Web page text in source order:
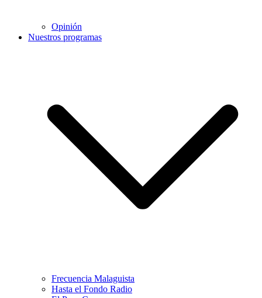
Opinión
Nuestros programas
Frecuencia Malaguista
Hasta el Fondo Radio